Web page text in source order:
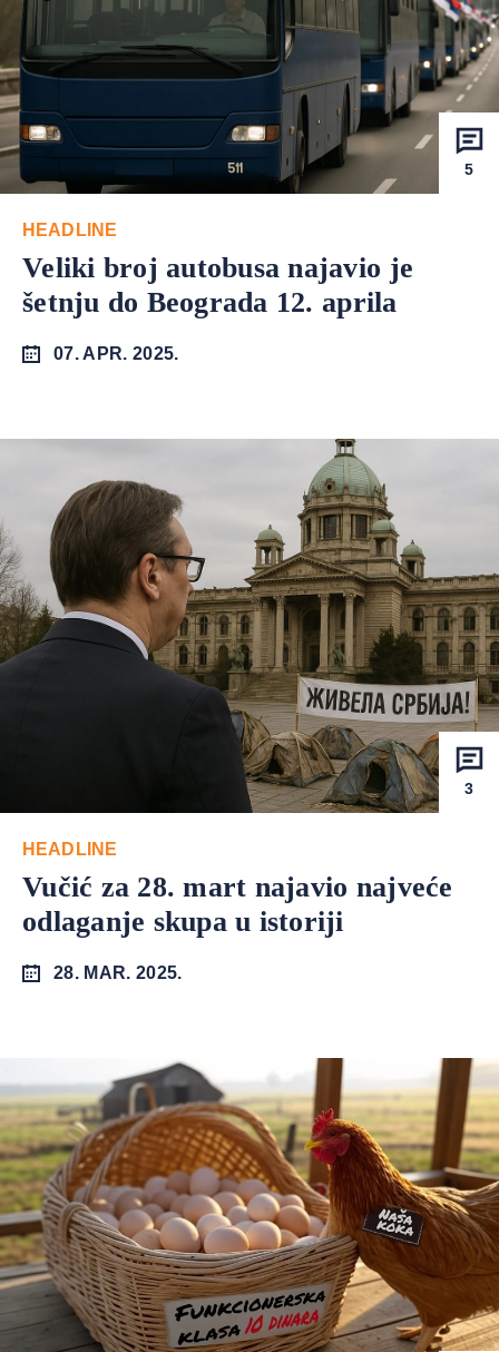
5
HEADLINE
Veliki broj autobusa najavio je
šetnju do Beograda 12. aprila
07. APR. 2025.
3
HEADLINE
Vučić za 28. mart najavio najveće
odlaganje skupa u istoriji
28. MAR. 2025.